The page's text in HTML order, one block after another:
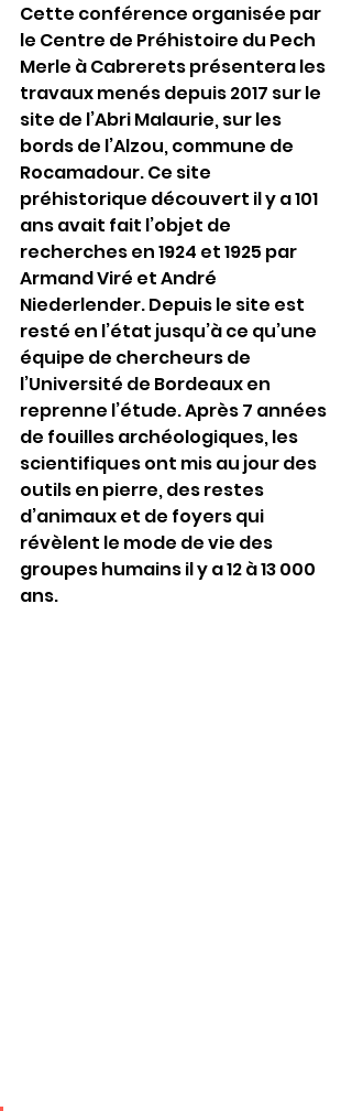
Cette conférence organisée par
le Centre de Préhistoire du Pech
Merle à Cabrerets présentera les
travaux menés depuis 2017 sur le
site de l’Abri Malaurie, sur les
bords de l’Alzou, commune de
Rocamadour. Ce site
préhistorique découvert il y a 101
ans avait fait l’objet de
recherches en 1924 et 1925 par
Armand Viré et André
Niederlender. Depuis le site est
resté en l’état jusqu’à ce qu’une
équipe de chercheurs de
l’Université de Bordeaux en
reprenne l’étude. Après 7 années
de fouilles archéologiques, les
scientifiques ont mis au jour des
outils en pierre, des restes
d’animaux et de foyers qui
révèlent le mode de vie des
groupes humains il y a 12 à 13 000
ans.